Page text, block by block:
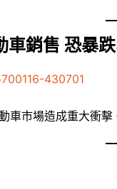
車銷售 恐暴
430701
車市場造成重大衝